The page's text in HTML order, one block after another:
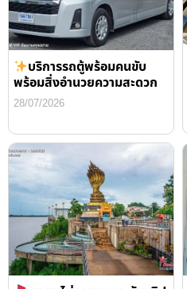
บริการรถตู้พร้อมคนขับ
พร้อมสิ่งอำนวยความสะดวก
28/07/2026